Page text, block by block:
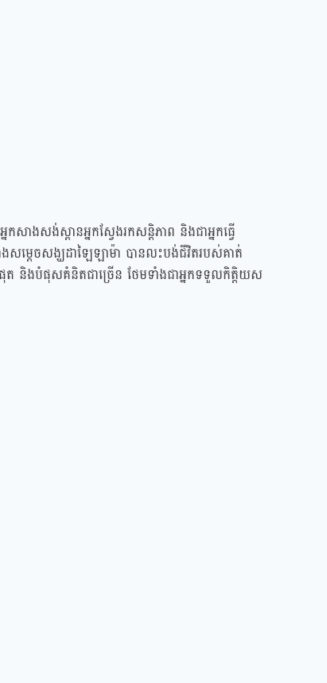
ងសង់ស្ពានអ្នកស្វែងរកសន្តិភាព និងជាអ្នកធ្វើ
ងសម្តេចសង្ឃដាឡៃឡាម៉ា បានលះបង់ជីវិតរបស់គាត់
ត និងបំផុសគំនិតជាច្រើន ថែមទាំងជាអ្នកទទួលកិត្តិយស